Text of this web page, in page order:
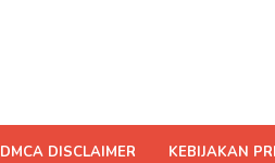
DMCA DISCLAIMER KEBIJAKAN